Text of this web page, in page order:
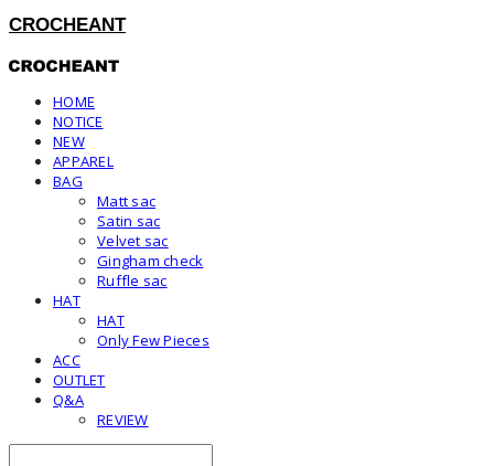
CROCHEANT
HOME
NOTICE
NEW
APPAREL
BAG
Matt sac
Satin sac
Velvet sac
Gingham check
Ruffle sac
HAT
HAT
Only Few Pieces
ACC
OUTLET
Q&A
REVIEW